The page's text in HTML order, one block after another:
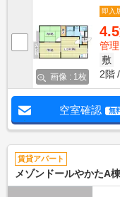
画像 : 1枚
即入
4.5
管
敷
2階
空室確認 無
賃貸アパート
メゾンドールやかたA棟